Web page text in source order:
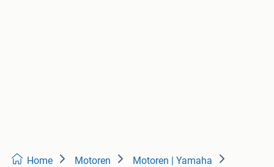
Home Motoren Motoren | Yamaha